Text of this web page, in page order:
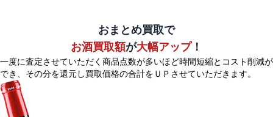
おまとめ買取で
お酒買取額が大幅アップ！
一度に査定させていただく商品点数が多いほど時間短縮とコスト削減が
でき、 その分を還元し買取価格の合計をＵＰさせていただきます。